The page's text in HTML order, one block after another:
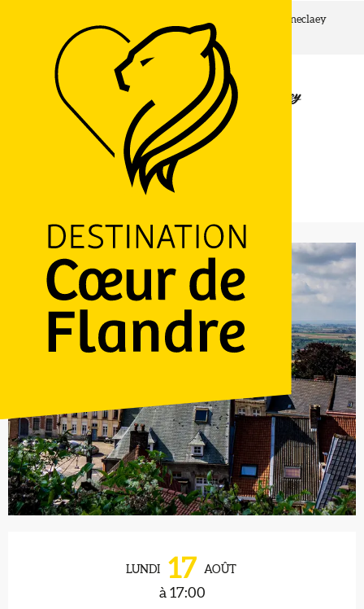
LOGO
Les lundis du CHIC : découverte de la rue Moeneclaey
Lundi 17 août à 17:00
Les lundis du CHIC : découverte de la rue Moeneclaey
PATRIMOINE VISITE GUIDÉE
23 Grand' Place, 59670 Cassel
Ajouter aux favoris
LUNDI 17 AOÛT
à 17:00